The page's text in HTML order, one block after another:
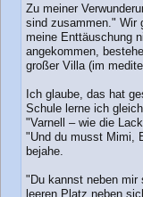
Zu meiner
sind zusammen." Wir
meine Enttäuschung
angekommen,
großer Villa (im
Ich glaube, das hat
Schule lerne ich
"Varnell – wie die
"Und du musst Mimi,
bejahe.
"Du kannst neben
leeren Platz neben